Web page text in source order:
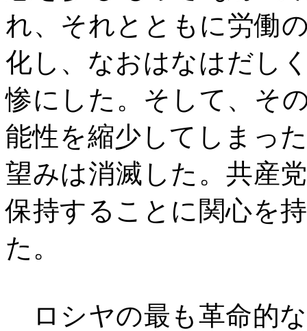
れ、それとともに労働
化し、なおはなはだし
惨にした。そして、そ
能性を縮少してしまっ
望みは消滅した。共産
保持することに関心を
た。
ロシヤの最も革命的